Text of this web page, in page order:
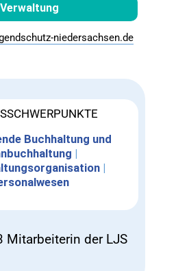
Verwaltung
niedersachsen.de
Buchhaltung und
|
|
Mitarbeiterin der LJS